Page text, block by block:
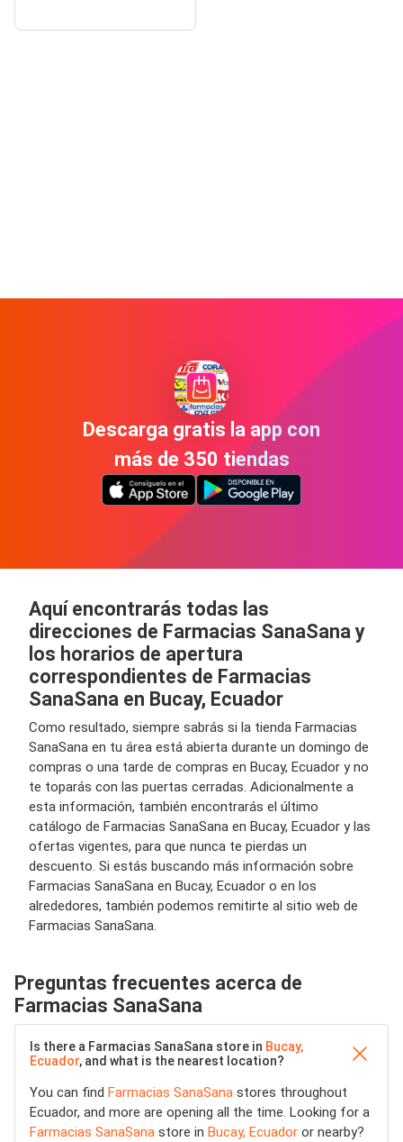
Descarga gratis la app con
más de 350 tiendas
Aquí encontrarás todas las
direcciones de Farmacias SanaSana y
los horarios de apertura
correspondientes de Farmacias
SanaSana en Bucay, Ecuador
Como resultado, siempre sabrás si la tienda Farmacias
SanaSana en tu área está abierta durante un domingo de
compras o una tarde de compras en Bucay, Ecuador y no
te toparás con las puertas cerradas. Adicionalmente a
esta información, también encontrarás el último
catálogo de Farmacias SanaSana en Bucay, Ecuador y las
ofertas vigentes, para que nunca te pierdas un
descuento. Si estás buscando más información sobre
Farmacias SanaSana en Bucay, Ecuador o en los
alrededores, también podemos remitirte al sitio web de
Farmacias SanaSana.
Preguntas frecuentes acerca de
Farmacias SanaSana
Is there a Farmacias SanaSana store in Bucay,
Ecuador, and what is the nearest location?
You can find Farmacias SanaSana stores throughout
Ecuador, and more are opening all the time. Looking for a
Farmacias SanaSana store in Bucay, Ecuador or nearby?